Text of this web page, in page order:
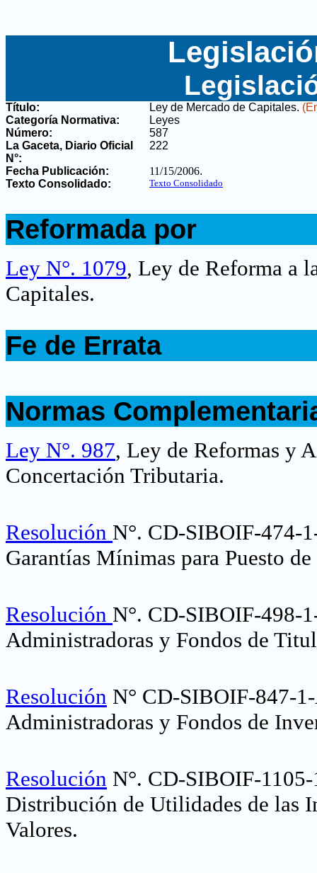
Título: Ley de Mercado de Capitales.
Categoría Normativa:
Leyes
Número:
587
La Gaceta, Diario Oficial
N°:
222
Fecha Publicación: 11/15/2006.
Texto Consolidado:
Texto Consolidado
Reformada por
Ley N°. 1079, Ley de Reforma a
Capitales.
Fe de Errata
Normas
Ley N°. 987, Ley de Reformas y
Concertación Tributaria.
Resolución N°. CD-SIBOIF-474-
Garantías Mínimas para Puesto
Resolución N°. CD-SIBOIF-498-
Administradoras y Fondos de
Resolución N° CD-SIBOIF-847-
Administradoras y Fondos de
Resolución N°. CD-SIBOIF-
Distribución de Utilidades de las
Valores.